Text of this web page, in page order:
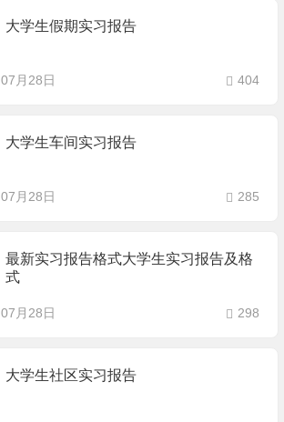
大学生假期实习报告
07月28日 404
大学生车间实习报告
07月28日 285
最新实习报告格式大学生实习报告及格
式
07月28日 298
大学生社区实习报告